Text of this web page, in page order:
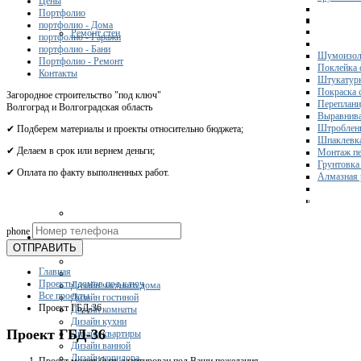
Ремонт стен
Поклейка
Покраска
Монтаж
Грунтовка
Алмазная
Дизайн
Дизайн частного дома
Дизайн гостиной
Дизайн комнаты
Дизайн кухни
Дизайн квартиры
Дизайн ванной
Дизайн коридора
Портфолио
портфолио - Дома
портфолио - Гаражи
портфолио - Бани
Портфолио - Ремонт
Контакты
Загородное строительство "под ключ"
Волгоград и Волгоградская область
✔ Подберем материалы и проекты относительно бюджета;
✔ Делаем в срок или вернем деньги;
✔ Оплата по факту выполненных работ.
phone
ОТПРАВИТЬ
Главная
Проекты домов под ключ
Все проекты
Проект ГБД-36
Проект ГБД-36